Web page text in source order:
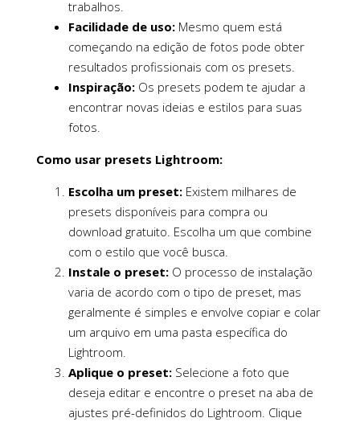
trabalhos.
Facilidade de uso: Mesmo quem está
começando na edição de fotos pode obter
resultados profissionais com os presets.
Inspiração: Os presets podem te ajudar a
encontrar novas ideias e estilos para suas
fotos.
Como usar presets Lightroom:
Escolha um preset: Existem milhares de
presets disponíveis para compra ou
download gratuito. Escolha um que combine
com o estilo que você busca.
Instale o preset: O processo de instalação
varia de acordo com o tipo de preset, mas
geralmente é simples e envolve copiar e colar
um arquivo em uma pasta específica do
Lightroom.
Aplique o preset: Selecione a foto que
deseja editar e encontre o preset na aba de
ajustes pré-definidos do Lightroom. Clique